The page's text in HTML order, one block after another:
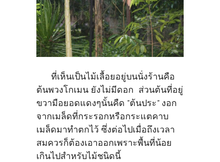
ที่เห็นเป็นไม้เลื้อยอยู่บนนั่งร้านคือ
ต้นพวงโกเมน ยังไม่มีดอก ส่วนต้นที่อยู่
ขวามือยอดแดงๆนั้นคืด "ต้นประ" งอก
จากเมล็ดที่กระรอกหรือกระแตคาบ
เมล็ดมาทำตกไว้ ซึ่งต่อไปเมื่อถึงเวลา
สมควรก็ต้องเอาออกเพราะพื้นที่น้อย
เกินไปสำหรับไม้ชนิดนี้